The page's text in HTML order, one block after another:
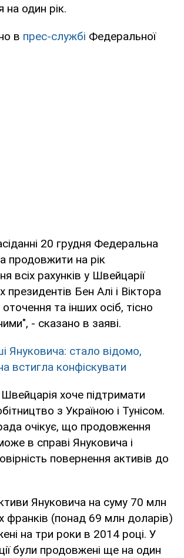
на один рік.
в прес-службі Федеральної
20 грудня Федеральна
продовжити на рік
всіх рахунків у Швейцарії
президентів Бен Алі і Віктора
оточення та інших осіб, тісно
- сказано в заяві.
Януковича: стало відомо,
встигла конфіскувати
хоче підтримати
з Україною і Тунісом.
очікує, що продовження
в справі Януковича і
повернення активів до
Януковича на суму 70 млн
франків (понад 69 млн доларів)
на три роки в 2014 році. У
були продовжені ще на один